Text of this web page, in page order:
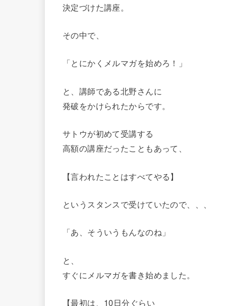
決定づけた講座。
その中で、
「とにかくメルマガを始めろ！」
と、講師である北野さんに
発破をかけられたからです。
サトウが初めて受講する
高額の講座だったこともあって、
【言われたことはすべてやる】
というスタンスで受けていたので、、、
「あ、そういうもんなのね」
と、
すぐにメルマガを書き始めました。
【最初は、10日分ぐらい